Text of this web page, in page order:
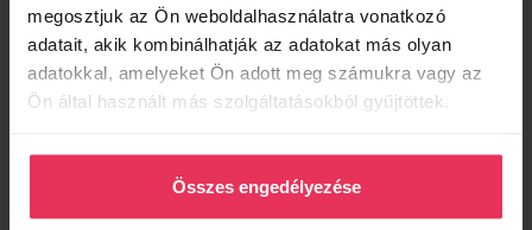
megosztjuk az Ön weboldalhasználatra vonatkozó
adatait, akik kombinálhatják az adatokat más olyan
adatokkal, amelyeket Ön adott meg számukra vagy az
Ön által használt más szolgáltatásokból gyűjtöttek.
Összes engedélyezése